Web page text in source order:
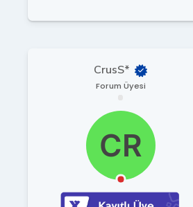
CrusS*
Forum Üyesi